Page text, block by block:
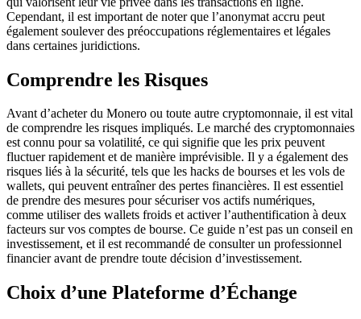
Cependant, il est important de noter que l’anonymat accru peut
également soulever des préoccupations réglementaires et légales
dans certaines juridictions.
Comprendre les Risques
Avant d’acheter du Monero ou toute autre cryptomonnaie, il est vital
de comprendre les risques impliqués. Le marché des cryptomonnaies
est connu pour sa volatilité, ce qui signifie que les prix peuvent
fluctuer rapidement et de manière imprévisible. Il y a également des
risques liés à la sécurité, tels que les hacks de bourses et les vols de
wallets, qui peuvent entraîner des pertes financières. Il est essentiel
de prendre des mesures pour sécuriser vos actifs numériques,
comme utiliser des wallets froids et activer l’authentification à deux
facteurs sur vos comptes de bourse. Ce guide n’est pas un conseil en
investissement, et il est recommandé de consulter un professionnel
financier avant de prendre toute décision d’investissement.
Choix d’une Plateforme d’Échange